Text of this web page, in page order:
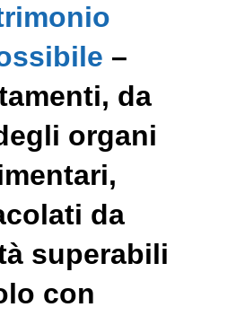
–
da
organi
da
superabili
con